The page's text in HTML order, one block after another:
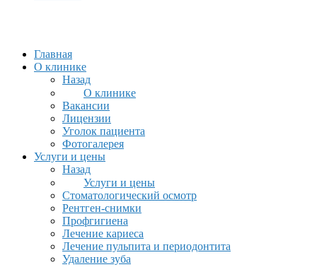
Главная
О клинике
Назад
О клинике
Вакансии
Лицензии
Уголок пациента
Фотогалерея
Услуги и цены
Назад
Услуги и цены
Стоматологический осмотр
Рентген-снимки
Профгигиена
Лечение кариеса
Лечение пульпита и периодонтита
Удаление зуба